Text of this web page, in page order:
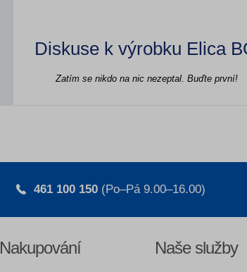
Diskuse k výrobku Elica
Zatím se nikdo na nic nezeptal. Buďte první!
461 100 150 (Po–Pá 9.00–16.00)
Nakupování Naše služby